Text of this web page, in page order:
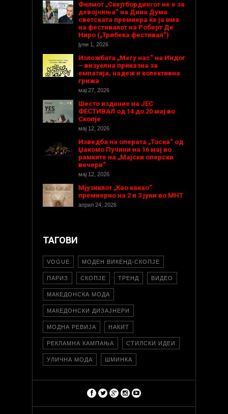
Филмот „Скејтбордингот не е за
девојчиња“ на Дина Дума
светската премиера ќе ја има
на фестивалот на Роберт Де
Ниро („Трибека фестивал“)
јуни 1, 2026
Изложбата „Меѓу нас“ на Индог
– визуелна приказна за
емпатија, надеж и колективна
грижа
мај 27, 2026
Шесто издание на ЈЕС
ФЕСТИВАЛ од 14 до 20 мај во
Скопје
мај 12, 2026
Изведба на операта „Тоска“ од
Џакомо Пучини на 16 мај во
рамките на „Мајски оперски
вечери“
мај 12, 2026
Мјузиклот „Као какао“
премиерно на 2 и 3 јуни во МНТ
април 24, 2026
ТАГОВИ
VOGUE МОДЕН ВИКЕНД-СКОПЈЕ
ПАРИЗ СКОПЈЕ ТРЕНД ВИДЕО
МАКЕДОНСКА МОДА
МАКЕДОНСКИ ДИЗАЈНЕРИ
МОДНА РЕВИЈА НАКИТ
РЕКЛАМНА КАМПАЊА СТИЛСКИ ИДЕИ
УЛИЧНА МОДА ШМИНКА